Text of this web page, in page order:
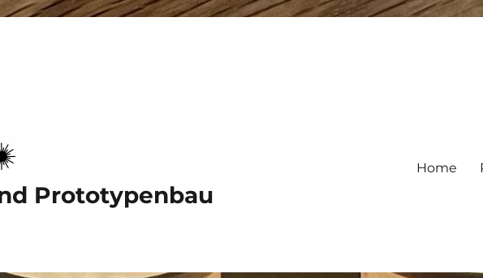
Prototypenbau
Home